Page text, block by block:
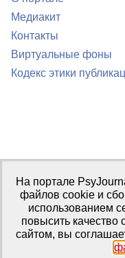
Медиакит
Контакты
Виртуальные фоны
Кодекс этики
Портал психологических
Правила использования
Свидетельство
2016 г.
Издатель: ФГБОУ ВО
На портале
файлов cookie и
использованием
повысить качество
сайтом, вы